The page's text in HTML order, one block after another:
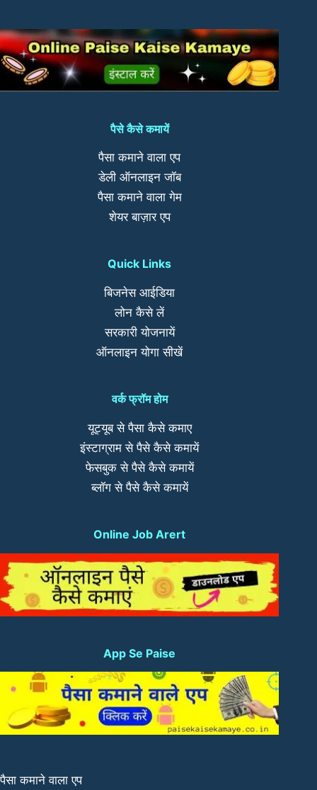
पैसे कैसे कमायें
पैसा कमाने वाला एप
डेली ऑनलाइन जॉब
पैसा कमाने वाला गेम
शेयर बाज़ार एप
Quick Links
बिजनेस आईडिया
लोन कैसे लें
सरकारी योजनायें
ऑनलाइन योगा सीखें
वर्क फ्रॉम होम
यूट्यूब से पैसा कैसे कमाए
इंस्टाग्राम से पैसे कैसे कमायें
फेसबुक से पैसे कैसे कमायें
ब्लॉग से पैसे कैसे कमायें
Online Job Arert
App Se Paise
पैसा कमाने वाला एप